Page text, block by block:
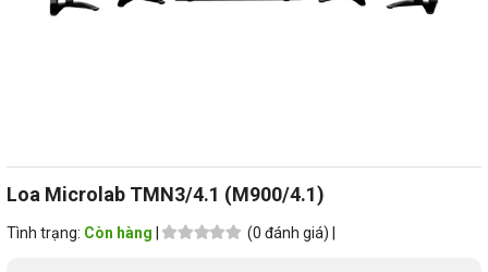
Loa Microlab TMN3/4.1 (M900/4.1)
Tình trạng: Còn hàng (0 đánh giá) |